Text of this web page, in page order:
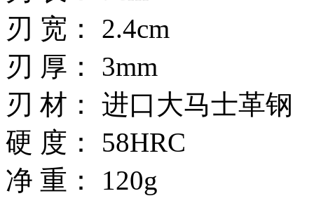
刃 宽： 2.4cm
刃 厚： 3mm
刃 材： 进口大马士革钢
硬 度： 58HRC
净 重： 120g